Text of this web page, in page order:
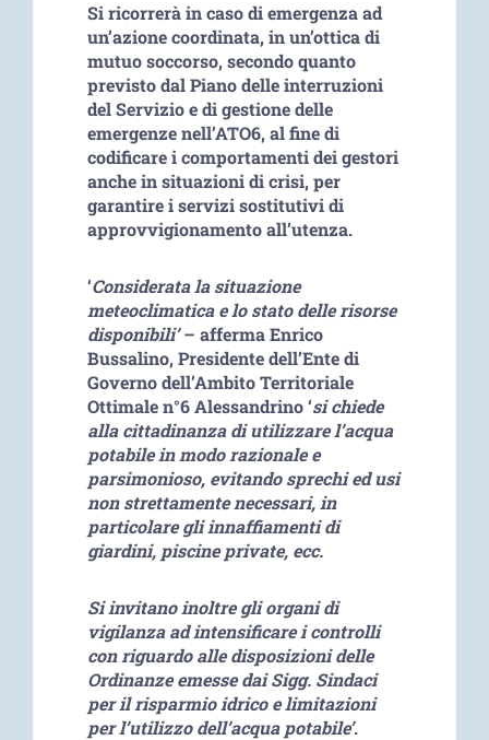
Si ricorrerà in caso di emergenza ad
un’azione coordinata, in un’ottica di
mutuo soccorso, secondo quanto
previsto dal Piano delle interruzioni
del Servizio e di gestione delle
emergenze nell’ATO6, al fine di
codificare i comportamenti dei gestori
anche in situazioni di crisi, per
garantire i servizi sostitutivi di
approvvigionamento all’utenza.
‘Considerata la situazione
meteoclimatica e lo stato delle risorse
disponibili’– afferma Enrico
Bussalino, Presidente dell’Ente di
Governo dell’Ambito Territoriale
Ottimale n°6 Alessandrino ‘si chiede
alla cittadinanza di utilizzare l’acqua
potabile in modo razionale e
parsimonioso, evitando sprechi ed usi
non strettamente necessari, in
particolare gli innaffiamenti di
giardini, piscine private, ecc.
Si invitano inoltre gli organi di
vigilanza ad intensificare i controlli
con riguardo alle disposizioni delle
Ordinanze emesse dai Sigg. Sindaci
per il risparmio idrico e limitazioni
per l’utilizzo dell’acqua potabile’.